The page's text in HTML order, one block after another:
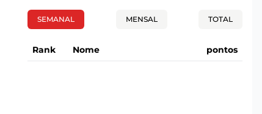
SEMANAL MENSAL TOTAL
Rank Nome pontos